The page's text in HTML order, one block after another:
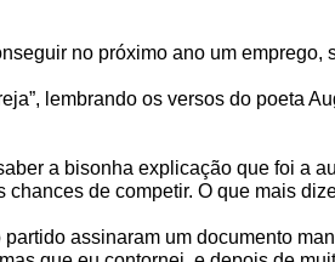
no próximo ano um emprego,
lembrando os versos do poeta
a bisonha explicação que foi a
de competir. O que mais
assinaram um documento